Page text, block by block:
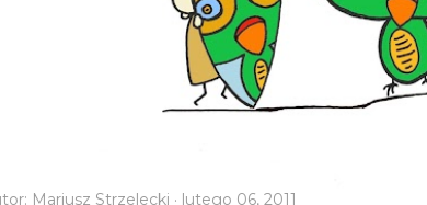
Mariusz Strzelecki lutego 06, 2011